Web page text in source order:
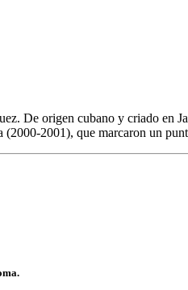
De origen cubano y criado en
(2000-2001), que marcaron un